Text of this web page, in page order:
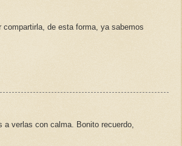
de esta forma, ya sabemos
verlas con calma. Bonito recuerdo,